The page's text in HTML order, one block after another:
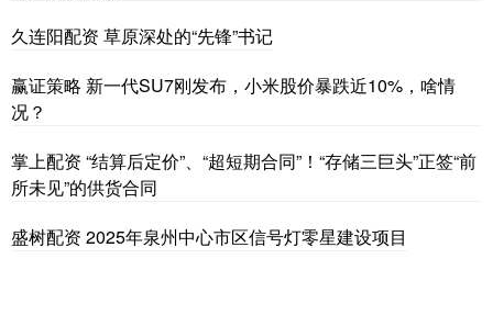
久连阳配资 草原深处的“先锋”书记
赢证策略 新一代SU7刚发布，小米股价暴跌近10%，啥情
况？
掌上配资 “结算后定价”、“超短期合同”！“存储三巨头”正签“前
所未见”的供货合同
盛树配资 2025年泉州中心市区信号灯零星建设项目